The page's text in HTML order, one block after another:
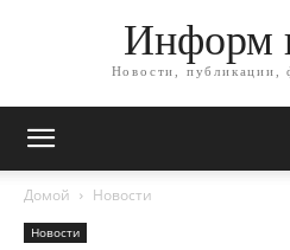
Информ
Новости, публикации,
Домой Новости
Новости